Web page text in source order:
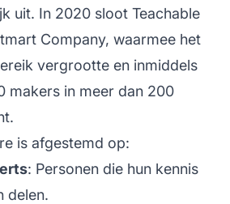
uit. In 2020 sloot Teachable
Company, waarmee het
vergrootte en inmiddels
makers in meer dan 200
is afgestemd op:
: Personen die hun kennis
delen.